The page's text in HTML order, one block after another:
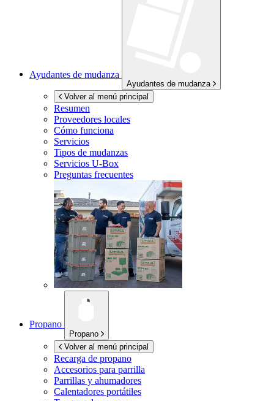
Ayudantes de mudanza
Ayudantes de mudanza
Volver al menú principal
Resumen
Proveedores locales
Cómo funciona
Servicios
Tipos de mudanzas
Servicios U-Box
Preguntas frecuentes
Propano
Propano
Volver al menú principal
Recarga de propano
Accesorios para parrilla
Parrillas y ahumadores
Calentadores portátiles